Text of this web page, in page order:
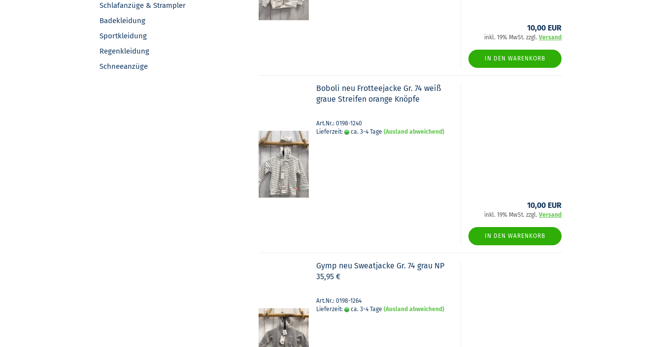
10,00 EUR
inkl. 19% MwSt. zzgl.Versand
IN DEN WARENKORB
Bobo­li neu Frot­tee­ja­cke Gr. 74 weiß
graue Strei­fen oran­ge Knöp­fe
Art.Nr.: 0198-1240
Lieferzeit:
ca. 3-4 Tage (Ausland abweichend)
10,00 EUR
inkl. 19% MwSt. zzgl.Versand
IN DEN WARENKORB
Gymp neu Sweat­ja­cke Gr. 74 grau NP
35,95 €
Art.Nr.: 0198-1264
Lieferzeit:
ca. 3-4 Tage (Ausland abweichend)
Schlafanzüge & Strampler
Badekleidung
Sportkleidung
Regenkleidung
Schneeanzüge